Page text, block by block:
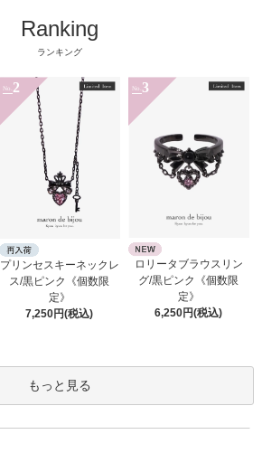
Ranking
ランキング
No. 2
プリンセスキーネックレ
ス/黒ピンク《個数限
定》
7,250円(税込)
No. 3
ロリータブラウスリン
グ/黒ピンク《個数限
定》
6,250円(税込)
もっと見る